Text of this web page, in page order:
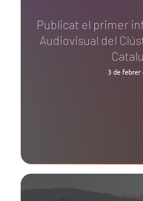
Publicat el primer
Audiovisual del
3 de febrer